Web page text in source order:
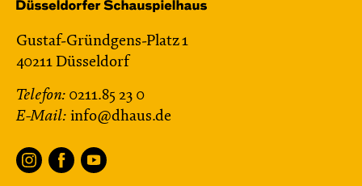
Gustaf-Gründgens-Platz 1
40211 Düsseldorf
Telefon: 0211.85 23 0
E-Mail: info@dhaus.de